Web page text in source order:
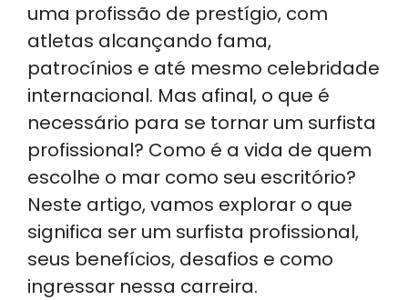
uma profissão de prestígio, com
atletas alcançando fama,
patrocínios e até mesmo celebridade
internacional. Mas afinal, o que é
necessário para se tornar um surfista
profissional? Como é a vida de quem
escolhe o mar como seu escritório?
Neste artigo, vamos explorar o que
significa ser um surfista profissional,
seus benefícios, desafios e como
ingressar nessa carreira.